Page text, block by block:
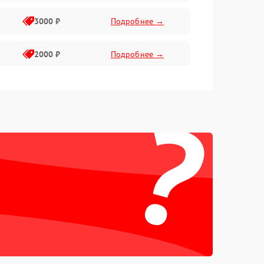
3000 ₽ Подробнее →
2000 ₽ Подробнее →
1500 ₽
Подробнее →
?